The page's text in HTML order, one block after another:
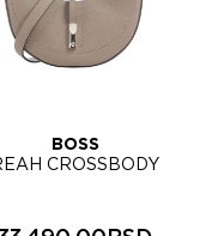
BOSS
CROSSBODY